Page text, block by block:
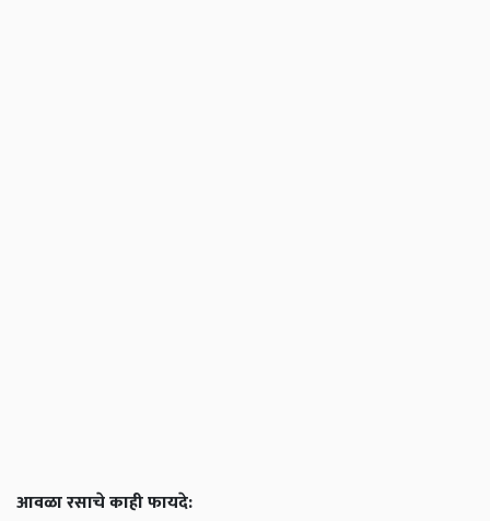
आवळा रसाचे काही फायदे: